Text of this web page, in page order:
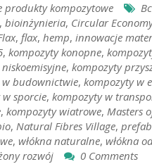
produkty kompozytowe
, bioinżynieria, Circular
, flax, hemp, innowacje
, kompozyty konopne,
, kompozyty
budownictwie, kompozyty w
sporcie, kompozyty w
, kompozyty wiatrowe, Masters
, Natural Fibres Village,
, włókna naturalne, włókna
rozwój
0 Comments